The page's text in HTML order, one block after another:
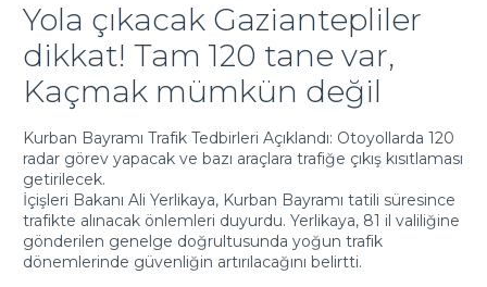
Yola çıkacak Gaziantepliler
dikkat! Tam 120 tane var,
Kaçmak mümkün değil
Kurban Bayramı Trafik Tedbirleri Açıklandı: Otoyollarda 120
radar görev yapacak ve bazı araçlara trafiğe çıkış kısıtlaması
getirilecek.
İçişleri Bakanı Ali Yerlikaya, Kurban Bayramı tatili süresince
trafikte alınacak önlemleri duyurdu. Yerlikaya, 81 il valiliğine
gönderilen genelge doğrultusunda yoğun trafik
dönemlerinde güvenliğin artırılacağını belirtti.